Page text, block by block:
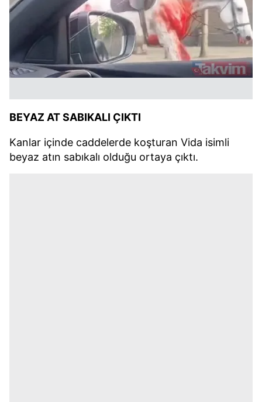
BEYAZ AT SABIKALI ÇIKTI
Kanlar içinde caddelerde koşturan Vida isimli
beyaz atın sabıkalı olduğu ortaya çıktı.